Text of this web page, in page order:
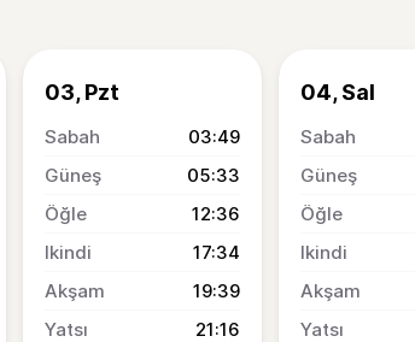
03, Pzt
03:49
05:33
12:36
17:34
19:39
21:16
04, Sal